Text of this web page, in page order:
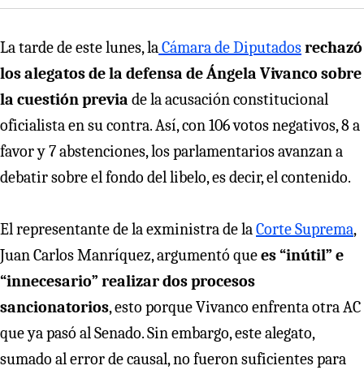
La tarde de este lunes, laCámara de Diputadosrechazó
los alegatos de la defensa de Ángela Vivanco sobre
la cuestión previa de la acusación constitucional
oficialista en su contra. Así, con 106 votos negativos, 8 a
favor y 7 abstenciones, los parlamentarios avanzan a
debatir sobre el fondo del libelo, es decir, el contenido.
El representante de la exministra de laCorte Suprema,
Juan Carlos Manríquez, argumentó quees “inútil” e
“innecesario” realizar dos procesos
sancionatorios, esto porque Vivanco enfrenta otra AC
que ya pasó al Senado. Sin embargo, este alegato,
sumado al error de causal, no fueron suficientes para